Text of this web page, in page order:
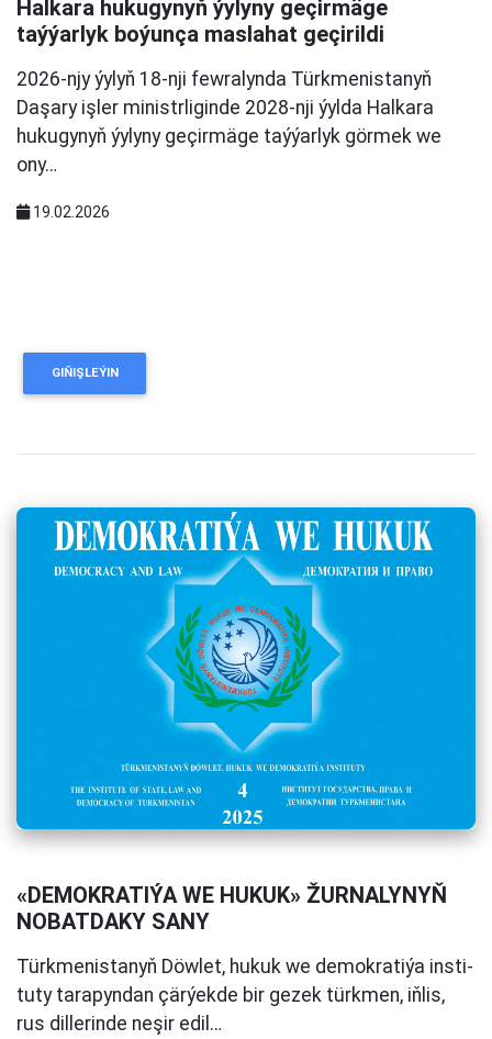
Halkara hukugynyň ýylyny geçirmäge
taýýarlyk boýunça maslahat geçirildi
2026-njy ýylyň 18-nji fewralynda Türkmenistanyň
Daşary işler ministrliginde 2028-nji ýylda Halkara
hukugynyň ýylyny geçirmäge taýýarlyk görmek we
ony…
19.02.2026
GIŇIŞLEÝIN
«DEMOKRATIÝA WE HUKUK» ŽURNALYNYŇ
NOBATDAKY SANY
Türk­me­nis­ta­nyň Döw­let, hu­kuk we demok­ra­ti­ýa ins­ti­
tu­ty ta­ra­pyn­dan çär­ýek­de bir ge­zek türk­men, iň­lis,
rus dil­le­rin­de ne­şir edil…